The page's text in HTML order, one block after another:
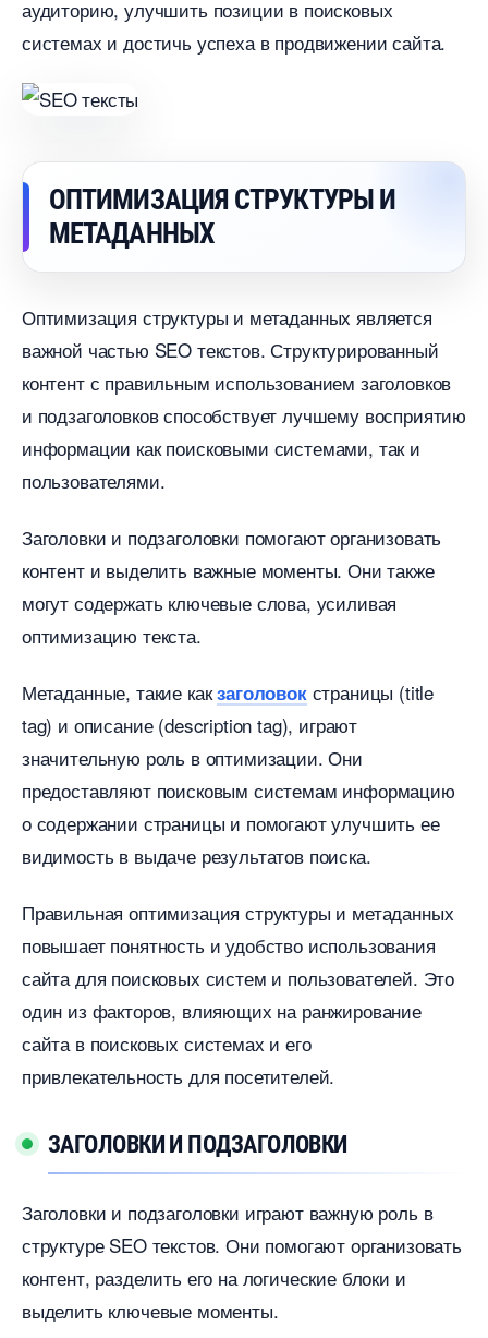
аудиторию, улучшить позиции в поисковых
системах и достичь успеха в продвижении сайта.​
ОПТИМИЗАЦИЯ СТРУКТУРЫ И
МЕТАДАННЫХ
Оптимизация структуры и метаданных является
ажной частью SEO текстов.​ Структурированный
контент с правильным использованием заголовко
и подзаголовков способствует лучшему восприятию
информации как поисковыми системами, так и
пользователями.​
Заголовки и подзаголовки помогают организовать
контент и выделить важные моменты.​ Они также
могут содержать ключевые слова, усиливая
оптимизацию текста.
Метаданные, такие какзаголовокстраницы (title
tag) и описание (description tag), играют
значительную роль в оптимизации.​ Они
предоставляют поисковым системам информацию
о содержании страницы и помогают улучшить ее
идимость в выдаче результатов поиска.​
Правильная оптимизация структуры и метаданных
повышает понятность и удобство использования
сайта для поисковых систем и пользователей.​ Это
один из факторов, влияющих на ранжирование
сайта в поисковых системах и его
привлекательность для посетителей.​
ЗАГОЛОВКИ И ПОДЗАГОЛОВКИ
Заголовки и подзаголовки играют важную роль
структуре SEO текстов.​ Они помогают организовать
контент, разделить его на логические блоки и
ыделить ключевые моменты.​